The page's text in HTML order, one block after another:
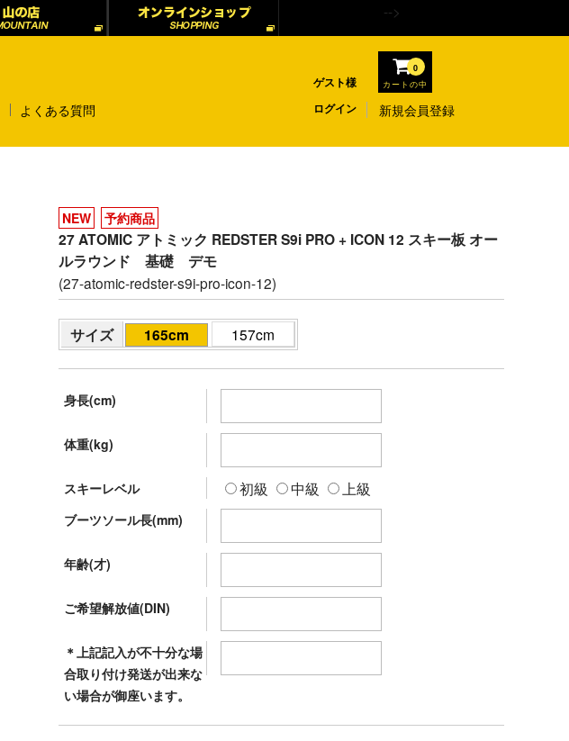
-->
ゲスト様 カートの中
0
ログイン 新規会員登録
よくある質問
NEW 予約商品
27 ATOMIC アトミック REDSTER S9i PRO + ICON 12 スキー板 オー
ルラウンド 基礎 デモ
(27-atomic-redster-s9i-pro-icon-12)
サイズ 165cm 157cm
身長(cm)
体重(kg)
スキーレベル 初級 中級 上級
ブーツソール長(mm)
年齢(才)
ご希望解放値(DIN)
＊上記記入が不十分な場
合取り付け発送が出来な
い場合が御座います。